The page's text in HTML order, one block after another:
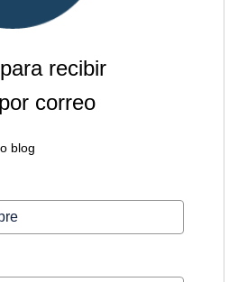
recibir
correo
blog